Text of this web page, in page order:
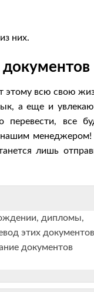
них.
этому всю свою
а еще и
перевести, все
нашим
лишь
дипломы,
этих документов
документов